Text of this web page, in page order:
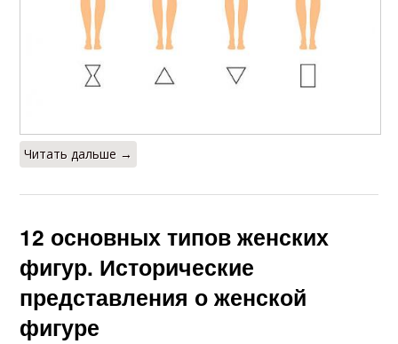
Читать дальше →
12 основных типов женских
фигур. Исторические
представления о женской
фигуре